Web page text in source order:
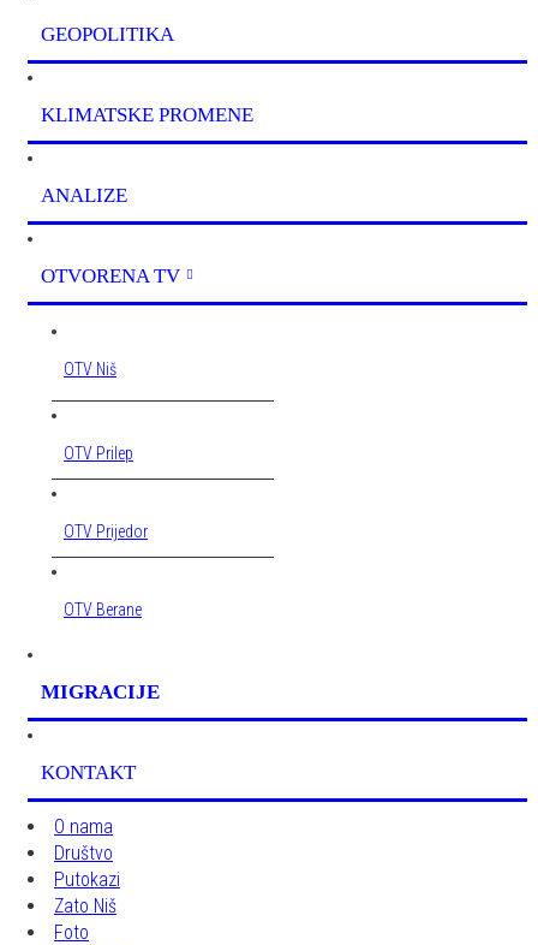
GEOPOLITIKA
KLIMATSKE PROMENE
ANALIZE
OTVORENA TV
OTV Niš
OTV Prilep
OTV Prijedor
OTV Berane
MIGRACIJE
KONTAKT
O nama
Društvo
Putokazi
Zato Niš
Foto